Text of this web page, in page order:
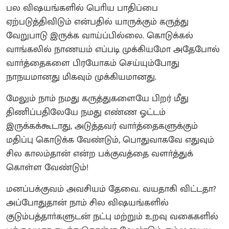
பல விஷயங்களில் பொிய பாதிப்பை
ஏற்படுத்திவிடும் என்பதில் யாருக்கும் கருத்து
வேறுபாடு இருக்க வாய்ப்பில்லை. கொடுக்கல்
வாங்கலில் நாணயம் எப்படி முக்கியமோ அதேபோல்
வாா்த்தைகளை பிரயோகம் செய்யும்போது
நாநயமானது மிகவும் முக்கியமானது.
மேலும் நாம் நமது கருத்துகளையே பிறர் மீது
திணிப்பதிலேயே நமது எண்ண ஓட்டம்
இருக்கக்கூடாது, அடுத்தவர் வாா்த்தைகளுக்கும்
மதிப்பு கொடுக்க வேண்டும், பொதுவாகவே எதுவும்
சில காலம்தான் என்ற பக்குவத்தை வளா்த்துக்
கொள்ள வேண்டும்!
மனப்பக்குவம் அவசியம் தேவை. வயதாகி விட்டதா?
அப்போதுதான் நாம் சில விஷயங்களில்
குடும்பத்தாா்களுடன் நட்பு மற்றும் உறவு வகைகளில்